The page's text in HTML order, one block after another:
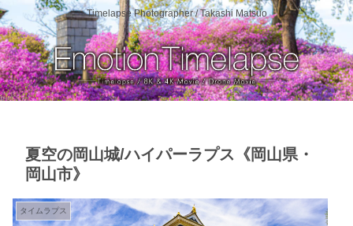
Timelapse Photographer / Takashi Matsuo
夏空の岡山城/ハイパーラプス《岡山県・
岡山市》
タイムラプス